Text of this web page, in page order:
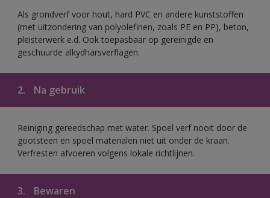
Als grondverf voor hout, hard PVC en andere kunststoffen
(met uitzondering van polyolefinen, zoals PE en PP), beton,
pleisterwerk e.d. Ook toepasbaar op gereinigde en
geschuurde alkydharsverflagen.
2. Na gebruik
Reiniging gereedschap met water. Spoel verf nooit door de
gootsteen en spoel materialen niet uit onder de kraan.
Verfresten afvoeren volgens lokale richtlijnen.
3. Bewaren